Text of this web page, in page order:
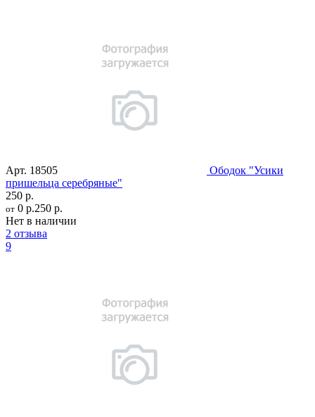
Арт. 18505
Ободок "Усики
пришельца серебряные"
250 р.
от 0 р.250 р.
Нет в наличии
2 отзыва
9